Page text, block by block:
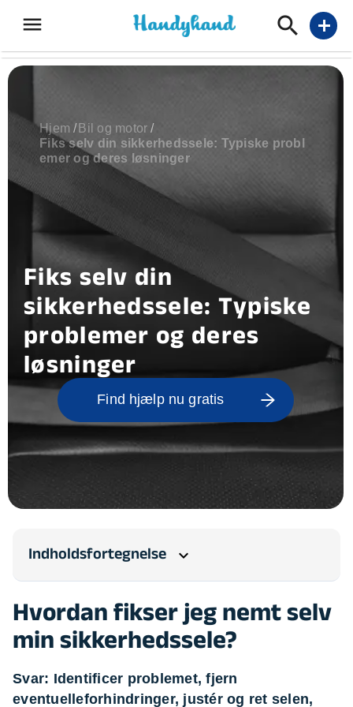
menu add
Hjem / Bil og motor /
Fiks selv din sikkerhedssele: Typiske probl
emer og deres løsninger
Fiks selv din
sikkerhedssele: Typiske
problemer og deres
løsninger
Find hjælp nu gratis
Indholdsfortegnelse expand_more
Hvordan fikser jeg nemt selv
min sikkerhedssele?
Svar: Identificer problemet, fjern
eventuelleforhindringer, justér og ret selen,